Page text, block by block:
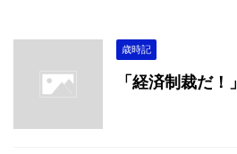
歳時記
「経済制裁だ！」